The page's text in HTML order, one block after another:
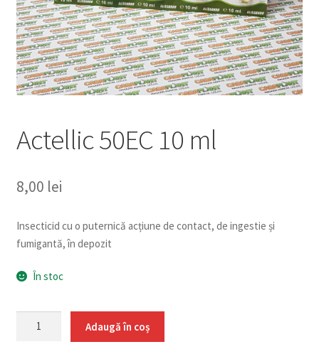
Actellic 50EC 10 ml
8,00 lei
Insecticid cu o puternică acțiune de contact, de ingestie și
fumigantă, în depozit
În stoc
Cantitate
Adaugă în coș